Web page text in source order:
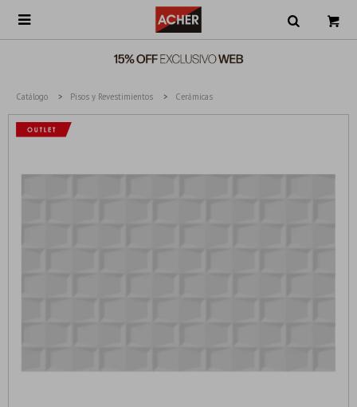

Catálogo Pisos y Revestimientos Cerámicas